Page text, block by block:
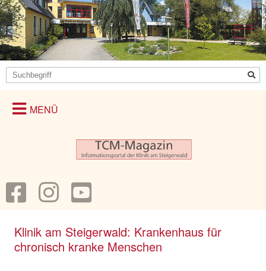
Klinik am Steigerwald: Krankenhaus für
chronisch kranke Menschen